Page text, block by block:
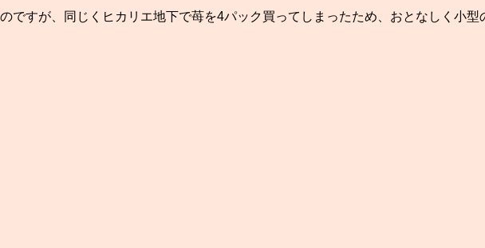
ですが、同じくヒカリエ地下で苺を4パック買ってしまったため、おとなしく小型